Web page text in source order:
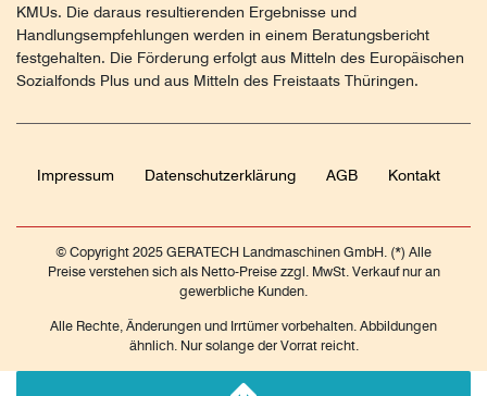
KMUs. Die daraus resultierenden Ergebnisse und
Handlungsempfehlungen werden in einem Beratungsbericht
festgehalten. Die Förderung erfolgt aus Mitteln des Europäischen
Sozialfonds Plus und aus Mitteln des Freistaats Thüringen.
Impressum Daten­schutz­erklärung AGB Kontakt
© Copyright 2025 GERATECH Landmaschinen GmbH. (*) Alle
Preise verstehen sich als Netto-Preise zzgl. MwSt. Verkauf nur an
gewerbliche Kunden.
Alle Rechte, Änderungen und Irrtümer vorbehalten. Abbildungen
ähnlich. Nur solange der Vorrat reicht.